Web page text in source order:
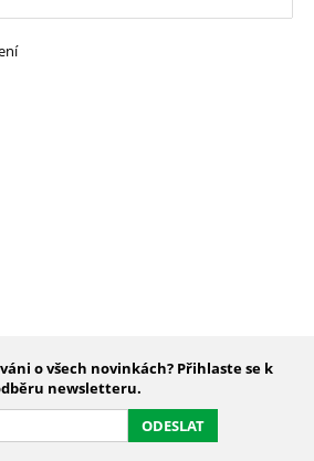
o všech novinkách? Přihlaste se k
newsletteru.
ODESLAT